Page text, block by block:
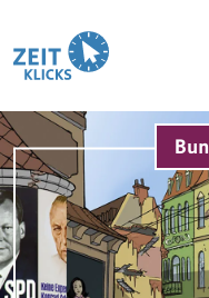
Biographien